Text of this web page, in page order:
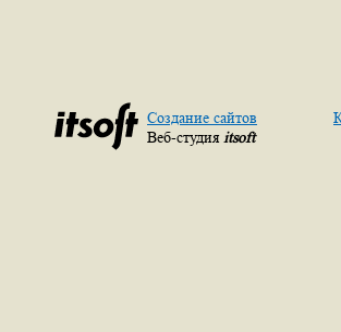
Создание сайтов
Веб-студия itsoft